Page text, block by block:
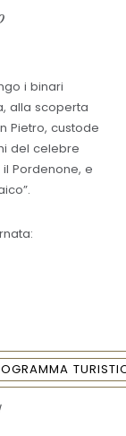
i binari
alla scoperta
Pietro, custode
del celebre
Pordenone, e